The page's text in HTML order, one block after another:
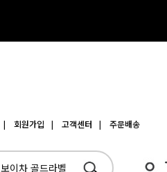
| 회원가입 | 고객센터 | 주문배송